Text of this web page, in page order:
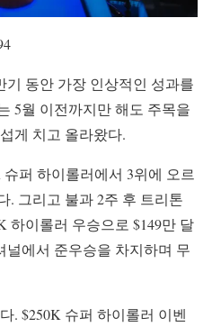
기 동안 가장 인상적인 성과를
5월 이전까지만 해도 주목을
게 치고 올라왔다.
퍼 하이롤러에서 3위에 오르
. 그리고 불과 2주 후 트리톤
하이롤러 우승으로 $149만 달
널에서 준우승을 차지하며 무
. $250K 슈퍼 하이롤러 이벤